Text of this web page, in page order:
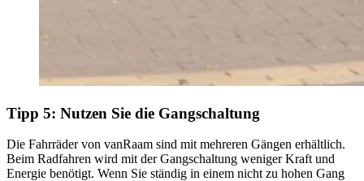
Tipp 5: Nutzen Sie die Gangschaltung
Die Fahrräder von vanRaam sind mit mehreren Gängen erhältlich.
Beim Radfahren wird mit der Gangschaltung weniger Kraft und
Energie benötigt. Wenn Sie ständig in einem nicht zu hohen Gang